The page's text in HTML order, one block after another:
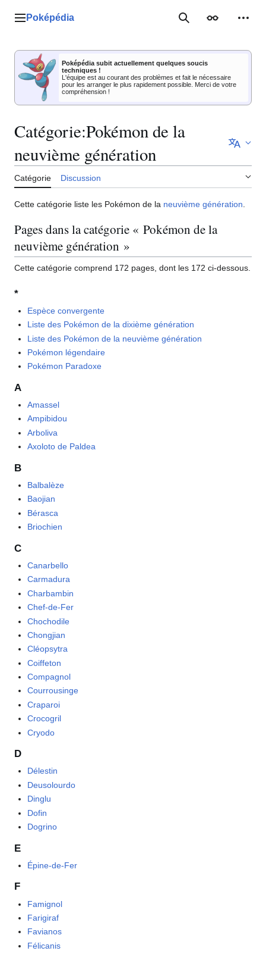
Menu principal
Poképédia RechercherApparence
Poképédia subit actuellement quelques soucis
techniques !
L'équipe est au courant des problèmes et fait le nécessaire
pour les arranger le plus rapidement possible. Merci de votre
compréhension !
Catégorie:Pokémon de la
neuvième génération
Catégorie Discussion
Cette catégorie liste les Pokémon de la neuvième génération
Pages dans la catégorie « Pokémon de la
neuvième génération »
Cette catégorie comprend 172 pages, dont les 172 ci-dessous.
*
Espèce convergente
Liste des Pokémon de la dixième génération
Liste des Pokémon de la neuvième génération
Pokémon légendaire
Pokémon Paradoxe
A
Amassel
Ampibidou
Arboliva
Axoloto de Paldea
B
Balbalèze
Baojian
Bérasca
Briochien
C
Canarbello
Carmadura
Charbambin
Chef-de-Fer
Chochodile
Chongjian
Cléopsytra
Coiffeton
Compagnol
Courrousinge
Craparoi
Crocogril
Cryodo
D
Délestin
Deusolourdo
Dinglu
Dofin
Dogrino
E
Épine-de-Fer
F
Famignol
Farigiraf
Favianos
Félicanis